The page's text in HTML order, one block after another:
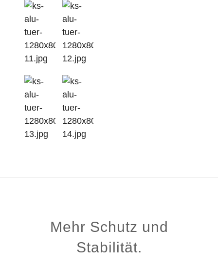
Mehr Schutz und
Stabilität.